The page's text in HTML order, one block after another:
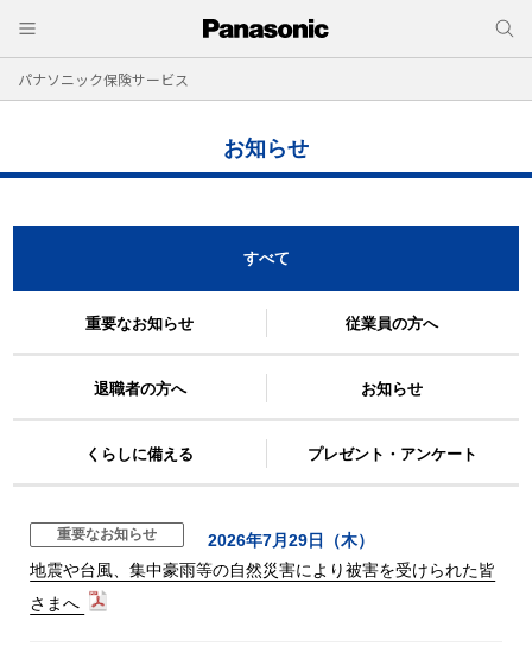
パナソニック保険サービス
お知らせ
すべて
重要なお知らせ 従業員の方へ
退職者の方へ お知らせ
くらしに備える プレゼント・アンケート
重要なお知らせ
2026年7月29日（木）
地震や台風、集中豪雨等の自然災害により被害を受けられた皆
さまへ